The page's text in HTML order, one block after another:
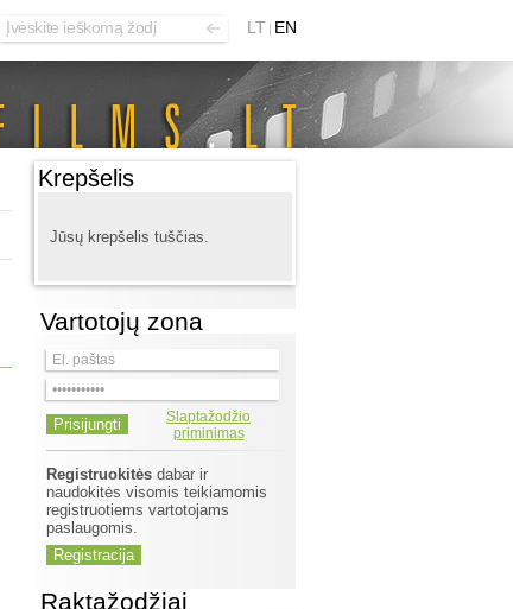
LT EN
Krepšelis
Jūsų krepšelis tuščias.
Vartotojų zona
Slaptažodžio
priminimas
Registruokitės dabar ir
naudokitės visomis teikiamomis
registruotiems vartotojams
paslaugomis.
Raktažodžiai